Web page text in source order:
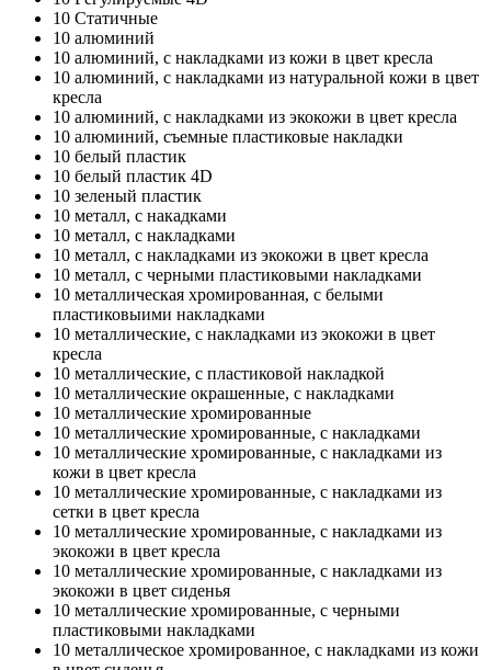
10 Статичные
10 алюминий
10 алюминий, с накладками из кожи в цвет кресла
10 алюминий, с накладками из натуральной кожи в цвет
кресла
10 алюминий, с накладками из экокожи в цвет кресла
10 алюминий, съемные пластиковые накладки
10 белый пластик
10 белый пластик 4D
10 зеленый пластик
10 металл, с накадками
10 металл, с накладками
10 металл, с накладками из экокожи в цвет кресла
10 металл, с черными пластиковыми накладками
10 металлическая хромированная, с белыми
пластиковыими накладками
10 металлические, с накладками из экокожи в цвет
кресла
10 металлические, с пластиковой накладкой
10 металлические окрашенные, с накладками
10 металлические хромированные
10 металлические хромированные, с накладками
10 металлические хромированные, с накладками из
кожи в цвет кресла
10 металлические хромированные, с накладками из
сетки в цвет кресла
10 металлические хромированные, с накладками из
экокожи в цвет кресла
10 металлические хромированные, с накладками из
экокожи в цвет сиденья
10 металлические хромированные, с черными
пластиковыми накладками
10 металлическое хромированное, с накладками из кожи